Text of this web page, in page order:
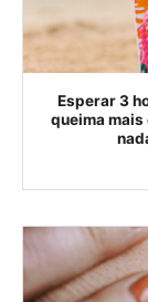
Esperar 3
queima mais